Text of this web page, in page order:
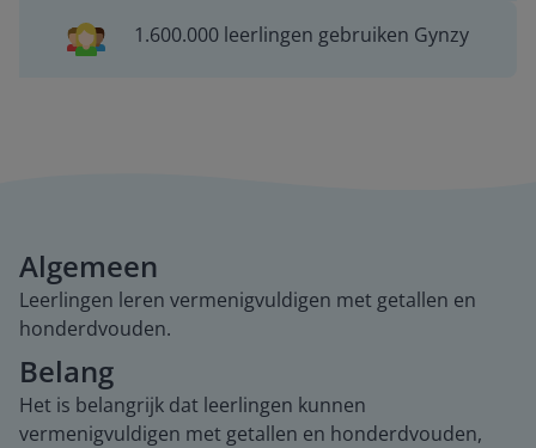
1.600.000 leerlingen gebruiken Gynzy
Algemeen
Leerlingen leren vermenigvuldigen met getallen en
honderdvouden.
Belang
Het is belangrijk dat leerlingen kunnen
vermenigvuldigen met getallen en honderdvouden,